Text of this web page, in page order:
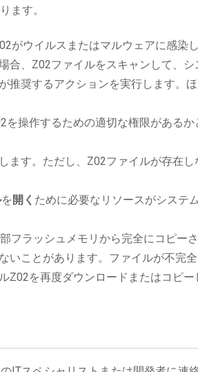
ます。
がウイルスまたはマルウェアに感染
合、Z02ファイルをスキャンして、シ
推奨するアクションを実行します。
を操作するための適切な権限があるか
ます。ただし、Z02ファイルが存在し
を 開く ために必要なリソースがシステ
フラッシュメモリから完全にコピー
いことがあります。ファイルが不完
Z02を再度ダウンロードまたはコピー